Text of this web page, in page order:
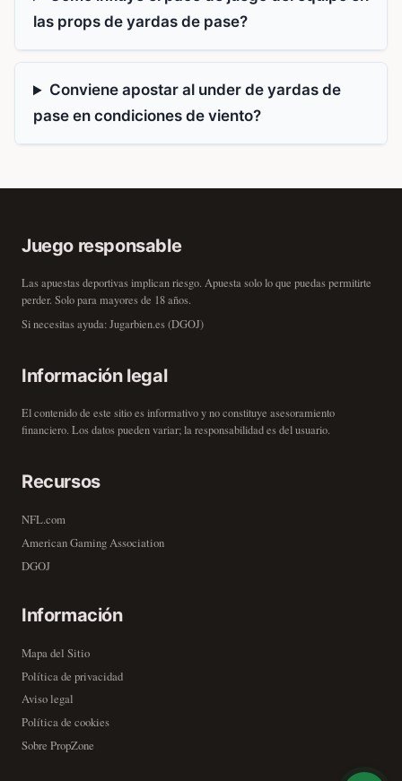
las props de yardas de pase?
Conviene apostar al under de yardas de
pase en condiciones de viento?
Juego responsable
Las apuestas deportivas implican riesgo. Apuesta solo lo que puedas permitirte
perder. Solo para mayores de 18 años.
Si necesitas ayuda:Jugarbien.es(DGOJ)
Información legal
El contenido de este sitio es informativo y no constituye asesoramiento
financiero. Los datos pueden variar; la responsabilidad es del usuario.
Recursos
NFL.com
American Gaming Association
DGOJ
Información
Mapa del Sitio
Política de privacidad
Aviso legal
Política de cookies
Sobre PropZone